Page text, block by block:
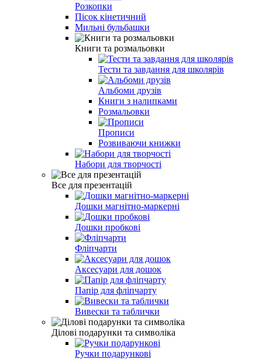
Розкопки
Пiсок кiнетичний
Мильні бульбашки
Книги та розмальовки
Тести та завдання для школярiв
Альбоми друзiв
Книги з налипками
Розмальовки
Прописи
Розвиваючи книжки
Набори для творчості
Все для презентацій
Дошки магнітно-маркерні
Дошки пробкові
Фліпчарти
Аксесуари для дошок
Папір для фліпчарту
Вивески та таблички
Ділові подарунки та символіка
Ручки подарункові